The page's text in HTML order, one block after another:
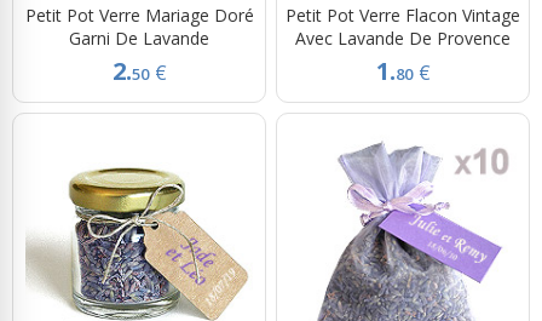
Petit Pot Verre Mariage Doré
Garni De Lavande
2.50 €
Petit Pot Verre Flacon Vintage
Avec Lavande De Provence
1.80 €